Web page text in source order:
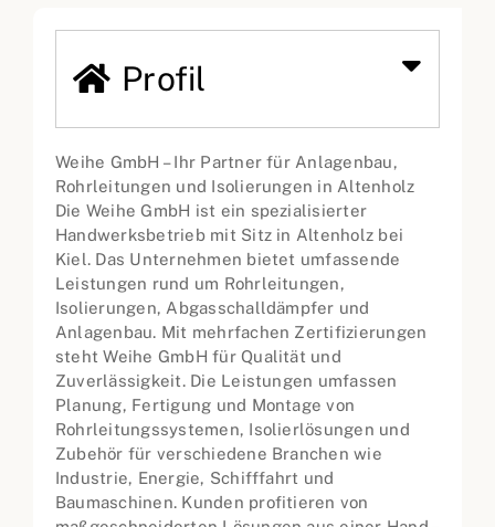
Profil
Weihe GmbH – Ihr Partner für Anlagenbau,
Rohrleitungen und Isolierungen in Altenholz
Die Weihe GmbH ist ein spezialisierter
Handwerksbetrieb mit Sitz in Altenholz bei
Kiel. Das Unternehmen bietet umfassende
Leistungen rund um Rohrleitungen,
Isolierungen, Abgasschalldämpfer und
Anlagenbau. Mit mehrfachen Zertifizierungen
steht Weihe GmbH für Qualität und
Zuverlässigkeit. Die Leistungen umfassen
Planung, Fertigung und Montage von
Rohrleitungssystemen, Isolierlösungen und
Zubehör für verschiedene Branchen wie
Industrie, Energie, Schifffahrt und
Baumaschinen. Kunden profitieren von